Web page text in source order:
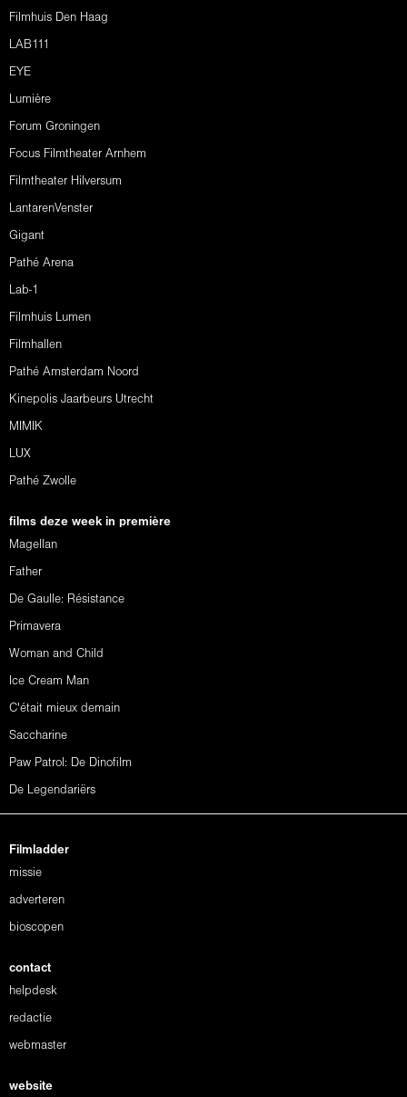
Filmhuis Den Haag
LAB111
EYE
Lumière
Forum Groningen
Focus Filmtheater Arnhem
Filmtheater Hilversum
LantarenVenster
Gigant
Pathé Arena
Lab-1
Filmhuis Lumen
Filmhallen
Pathé Amsterdam Noord
Kinepolis Jaarbeurs Utrecht
MIMIK
LUX
Pathé Zwolle
films deze week in première
Magellan
Father
De Gaulle: Résistance
Primavera
Woman and Child
Ice Cream Man
C'était mieux demain
Saccharine
Paw Patrol: De Dinofilm
De Legendariërs
Filmladder
missie
adverteren
bioscopen
contact
helpdesk
redactie
webmaster
website